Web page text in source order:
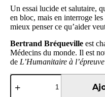
Un essai lucide et salutaire,
en bloc, mais en interroge
mieux penser ce qu’aider
Bertrand Bréqueville est
Médecins du monde. Il est
de L’Humanitaire à
quantité
de